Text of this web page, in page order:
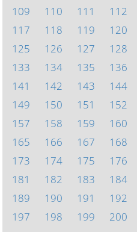
109
110 111 112
117
118 119 120
125
126 127 128
133
134 135 136
141
142 143 144
149
150 151 152
157
158 159 160
165
166 167 168
173
174 175 176
181
182 183 184
189
190 191 192
197
198 199 200